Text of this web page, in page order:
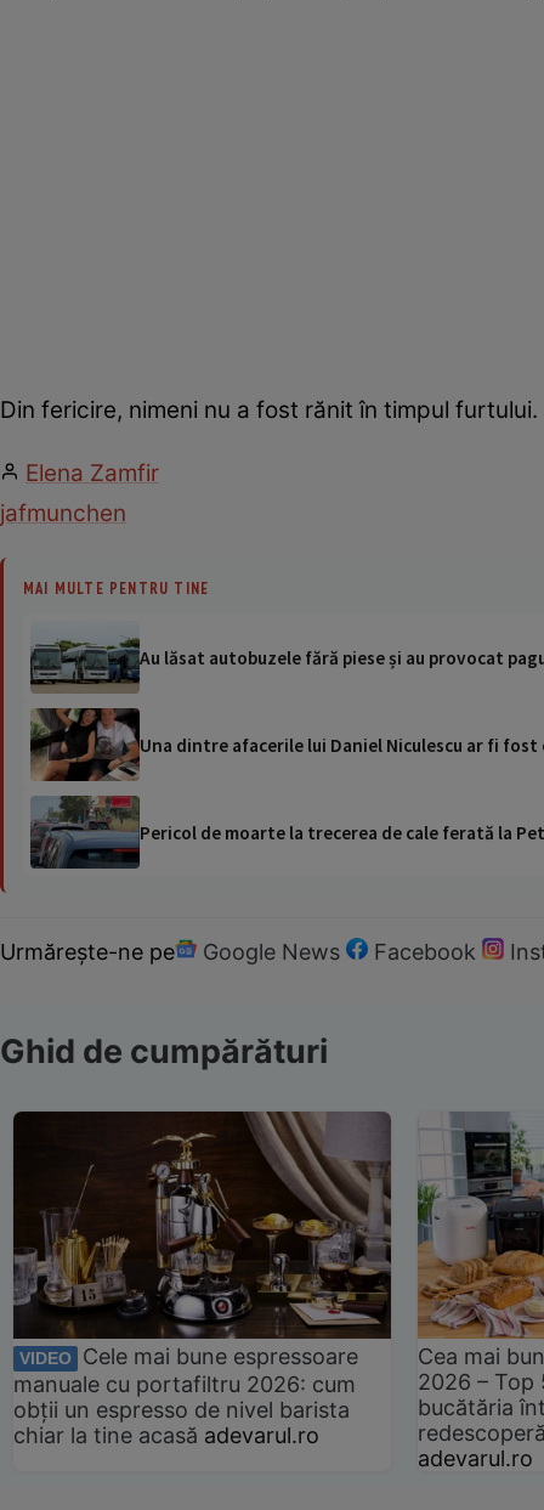
Din fericire, nimeni nu a fost rănit în timpul furtului.
Elena Zamfir
jafmunchen
MAI MULTE PENTRU TINE
Au lăsat autobuzele fără piese și au provocat
Una dintre afacerile lui Daniel Niculescu ar fi
Pericol de moarte la trecerea de cale ferată la
Urmărește-ne pe Google News Facebook
Ghid de cumpărături
VIDEO
Cele mai bune espressoare
manuale cu portafiltru 2026: cum
obții un espresso de nivel barista
chiar la tine acasă adevarul.ro
Cea mai
2026 –
bucătăria
adevarul.ro